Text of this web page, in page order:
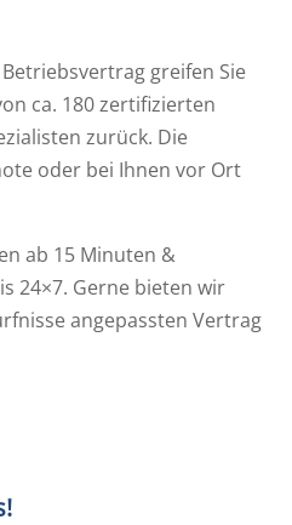
greifen Sie
ca. 180 zertifizierten
zurück. Die
oder bei Ihnen vor Ort
ab 15 Minuten &
24×7. Gerne bieten wir
angepassten Vertrag